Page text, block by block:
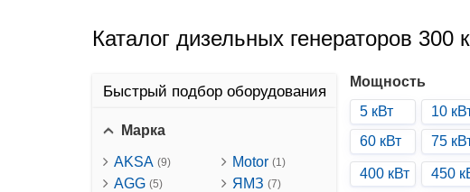
Каталог дизельных генераторов 300
Быстрый подбор оборудования
Марка
AKSA (9)
AGG (5)
Motor (1)
ЯМЗ (7)
Мощность
5 кВт
10
60 кВт
75
400 кВт 450